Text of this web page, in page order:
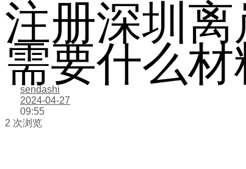
注册深圳
需要什么材
sendashi
2024-04-27
09:55
2 次浏览